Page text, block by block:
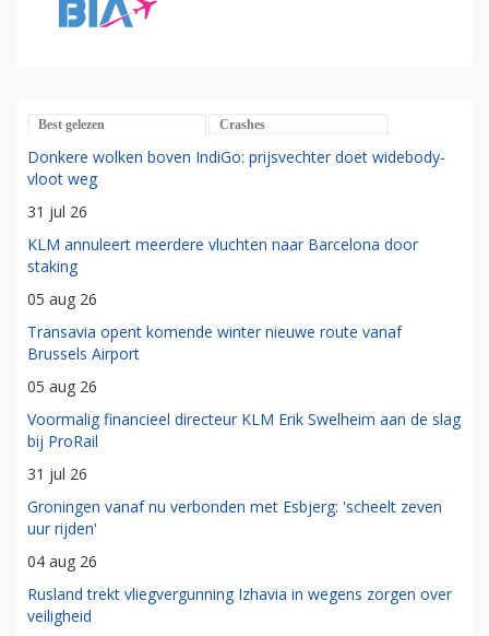
Best gelezen Crashes
Donkere wolken boven IndiGo: prijsvechter doet widebody-
vloot weg
31 jul 26
KLM annuleert meerdere vluchten naar Barcelona door
staking
05 aug 26
Transavia opent komende winter nieuwe route vanaf
Brussels Airport
05 aug 26
Voormalig financieel directeur KLM Erik Swelheim aan de slag
bij ProRail
31 jul 26
Groningen vanaf nu verbonden met Esbjerg: 'scheelt zeven
uur rijden'
04 aug 26
Rusland trekt vliegvergunning Izhavia in wegens zorgen over
veiligheid